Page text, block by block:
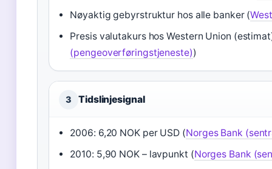
Nøyaktig gebyrstruktur hos alle banker (
Presis valutakurs hos Western Union
(pengeoverføringstjeneste))
3 Tidslinjesignal
2006: 6,20 NOK per USD (Norges Bank
2010: 5,90 NOK – lavpunkt (Norges Bank